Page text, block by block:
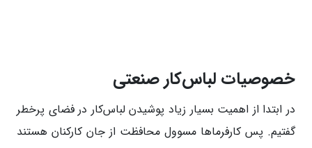
خصوصیات لباس‌کار صنعتی
در ابتدا از اهمیت بسیار زیاد پوشیدن لباس‌کار در فضای پر‌خطر
گفتیم. پس کارفرماها مسوول محافظت از جان کارکنان هستند